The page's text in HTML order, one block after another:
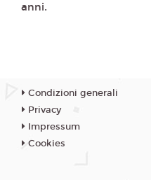
anni.
Condizioni generali
Privacy
Impressum
Cookies